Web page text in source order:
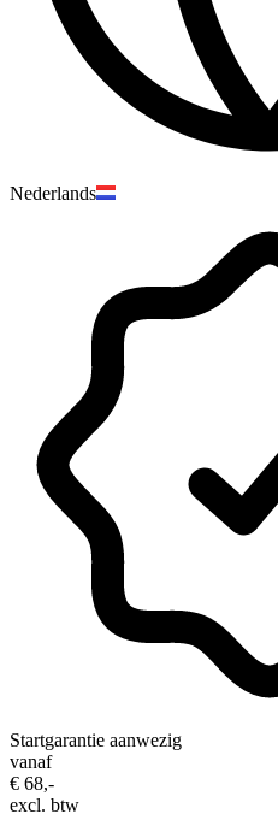
Nederlands
Startgarantie aanwezig
vanaf
€ 68,-
excl. btw